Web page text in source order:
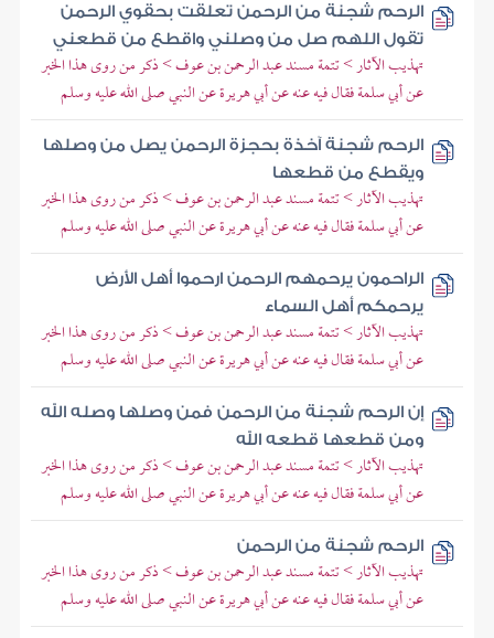
الرحم شجنة من الرحمن تعلقت بحقوي الرحمن
تقول اللهم صل من وصلني واقطع من قطعني
تهذيب الآثار > تتمة مسند عبد الرحمن بن عوف > ذكر من روى هذا الخبر
عن أبي سلمة فقال فيه عنه عن أبي هريرة عن النبي صلى الله عليه وسلم
الرحم شجنة آخذة بحجزة الرحمن يصل من وصلها
ويقطع من قطعها
تهذيب الآثار > تتمة مسند عبد الرحمن بن عوف > ذكر من روى هذا الخبر
عن أبي سلمة فقال فيه عنه عن أبي هريرة عن النبي صلى الله عليه وسلم
الراحمون يرحمهم الرحمن ارحموا أهل الأرض
يرحمكم أهل السماء
تهذيب الآثار > تتمة مسند عبد الرحمن بن عوف > ذكر من روى هذا الخبر
عن أبي سلمة فقال فيه عنه عن أبي هريرة عن النبي صلى الله عليه وسلم
إن الرحم شجنة من الرحمن فمن وصلها وصله الله
ومن قطعها قطعه الله
تهذيب الآثار > تتمة مسند عبد الرحمن بن عوف > ذكر من روى هذا الخبر
عن أبي سلمة فقال فيه عنه عن أبي هريرة عن النبي صلى الله عليه وسلم
الرحم شجنة من الرحمن
تهذيب الآثار > تتمة مسند عبد الرحمن بن عوف > ذكر من روى هذا الخبر
عن أبي سلمة فقال فيه عنه عن أبي هريرة عن النبي صلى الله عليه وسلم